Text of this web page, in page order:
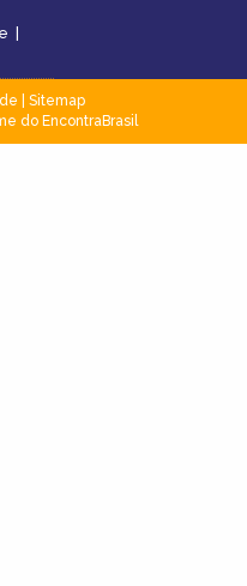
|
Sitemap
do EncontraBrasil